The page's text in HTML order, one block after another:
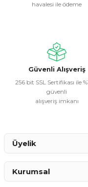
Ürün resmi kalitesiz,
Ürün fiyatı diğer
Bu ürüne benzer
havalesi ile ödeme
Güvenli Alışveriş
256 bit SSL Sertifikası ile
güvenli
alışveriş imkanı
Üyelik
Kurumsal